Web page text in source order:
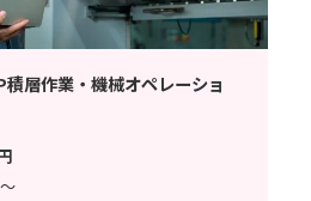
層作業・機械オペレーショ